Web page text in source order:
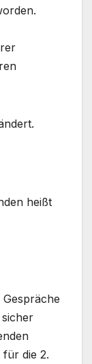
heißt
für die 2.